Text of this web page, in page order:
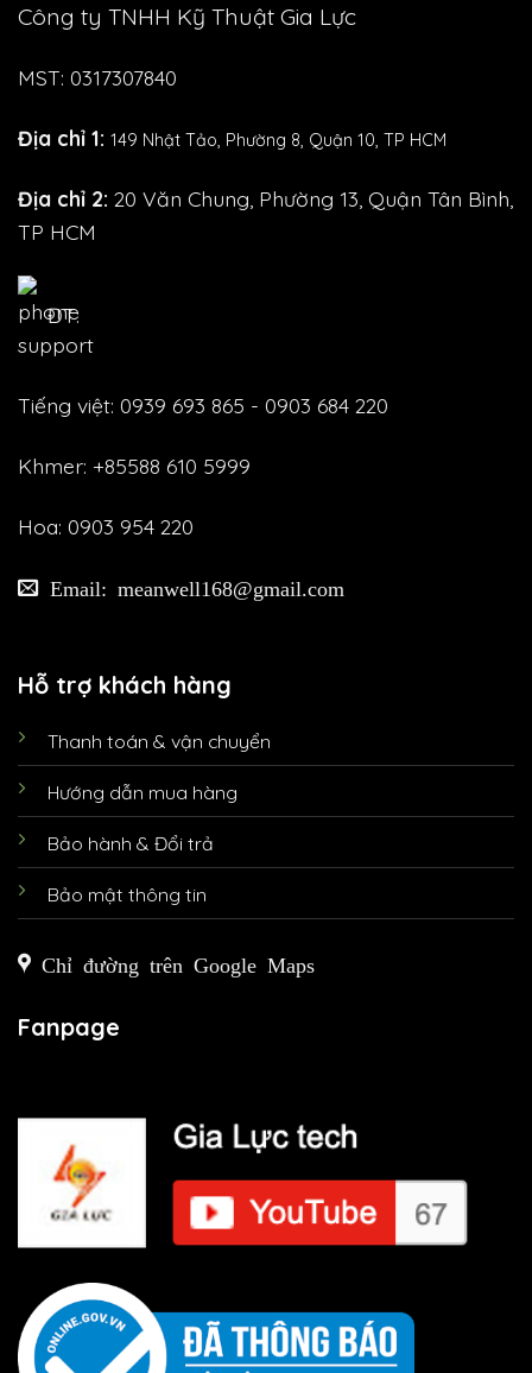
Công ty TNHH Kỹ Thuật Gia Lực
MST: 0317307840
Địa chỉ 1: 149 Nhật Tảo, Phường 8, Quận 10, TP HCM
Địa chỉ 2: 20 Văn Chung, Phường 13, Quận Tân Bình,
TP HCM
ĐT:
Tiếng việt: 0939 693 865 - 0903 684 220
Khmer: +85588 610 5999
Hoa: 0903 954 220
Email: meanwell168@gmail.com
Hỗ trợ khách hàng
Thanh toán & vận chuyển
Hướng dẫn mua hàng
Bảo hành & Đổi trả
Bảo mật thông tin
Chỉ đường trên Google Maps
Fanpage